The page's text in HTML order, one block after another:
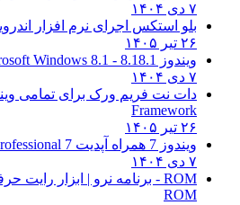
۷ دی ۱۴۰۴
بلو استکس اجرای نرم افزار
۲۶ تیر ۱۴۰۵
ویندوز 8.1
8.1 - Microsoft Windows 8.1
۷ دی ۱۴۰۴
دات نت فریم ورک برای تمامی
Framework
۲۶ تیر ۱۴۰۵
ویندوز 7 همراه آپدیت 7 SP1
۷ دی ۱۴۰۴
ROM - برنامه نرو | ابزار رایت حرفه ای و
ROM